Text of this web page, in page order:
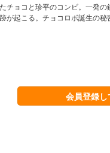
チョコと珍平のコンビ。一発
が起こる。チョコロボ誕生の秘
会員登録し